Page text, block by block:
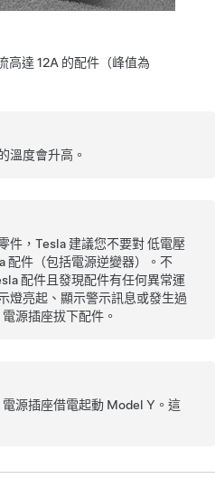
高達 12A 的配件（峰值為
溫度會升高。
件，Tesla 建議您不要對低電壓
配件（包括電源逆變器）。不
配件且發現配件有任何異常運
燈亮起、顯示警示訊息或發生過
電源插座拔下配件。
電源插座借電起動 Model Y 。這